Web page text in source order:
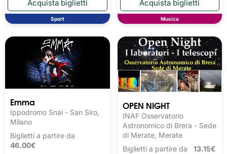
Sport Musica
Emma
Ippodromo Snai - San Siro,
Milano
Biglietti a partire da
46.00€
OPEN NIGHT
INAF Osservatorio
Astronomico di Brera - Sede
di Merate, Merate
Biglietti a partire da 13.15€